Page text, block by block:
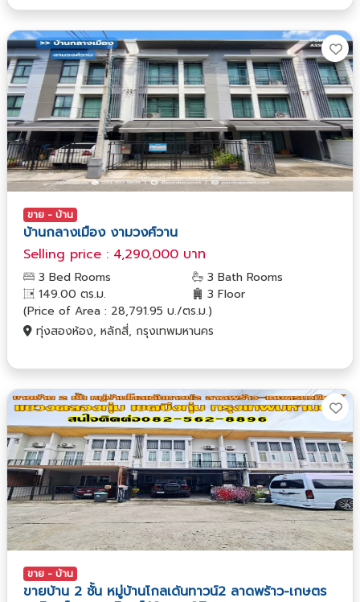
ขาย - บ้าน
บ้านกลางเมือง งามวงศ์วาน
Selling price : 4,290,000 บาท
3 Bed Rooms
3 Bath Rooms
149.00 ตร.ม.
3 Floor
(Price of Area : 28,791.95 บ./ตร.ม.)
ทุ่งสองห้อง, หลักสี่, กรุงเทพมหานคร
ขาย - บ้าน
ขายบ้าน 2 ชั้น หมู่บ้านโกลเด้นทาวน์2 ลาดพร้าว-เกษตร